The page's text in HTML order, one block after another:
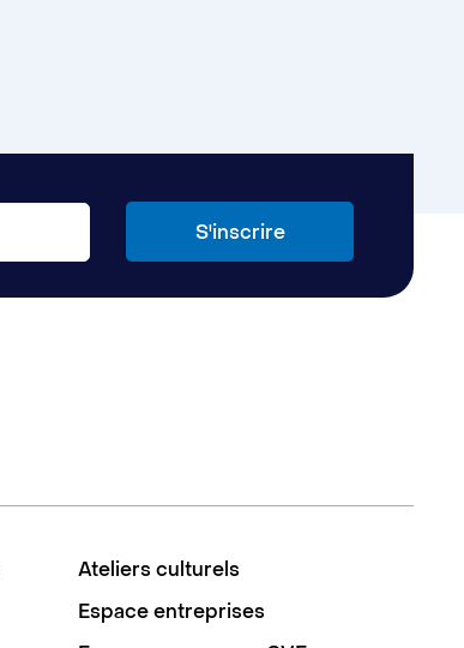
Ateliers culturels
Espace entreprises